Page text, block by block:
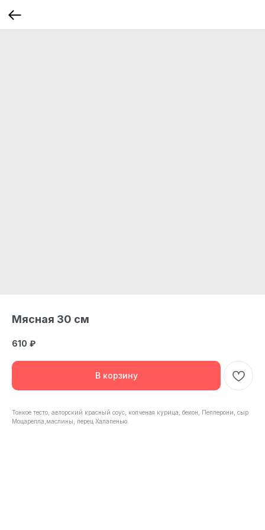
Мясная 30 см
610 ₽
В корзину
Тонкое тесто, авторский красный соус, копченая курица, бекон, Пепперони, сыр
Моцарелла,маслины, перец Халапенью.